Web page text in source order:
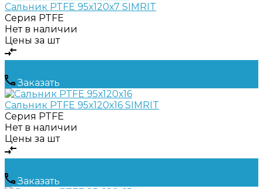
Сальник PTFE 95х120х7 SIMRIT
Серия PTFE
Нет в наличии
Цены за шт
Заказать
Сальник PTFE 95х120х16 SIMRIT
Серия PTFE
Нет в наличии
Цены за шт
Заказать